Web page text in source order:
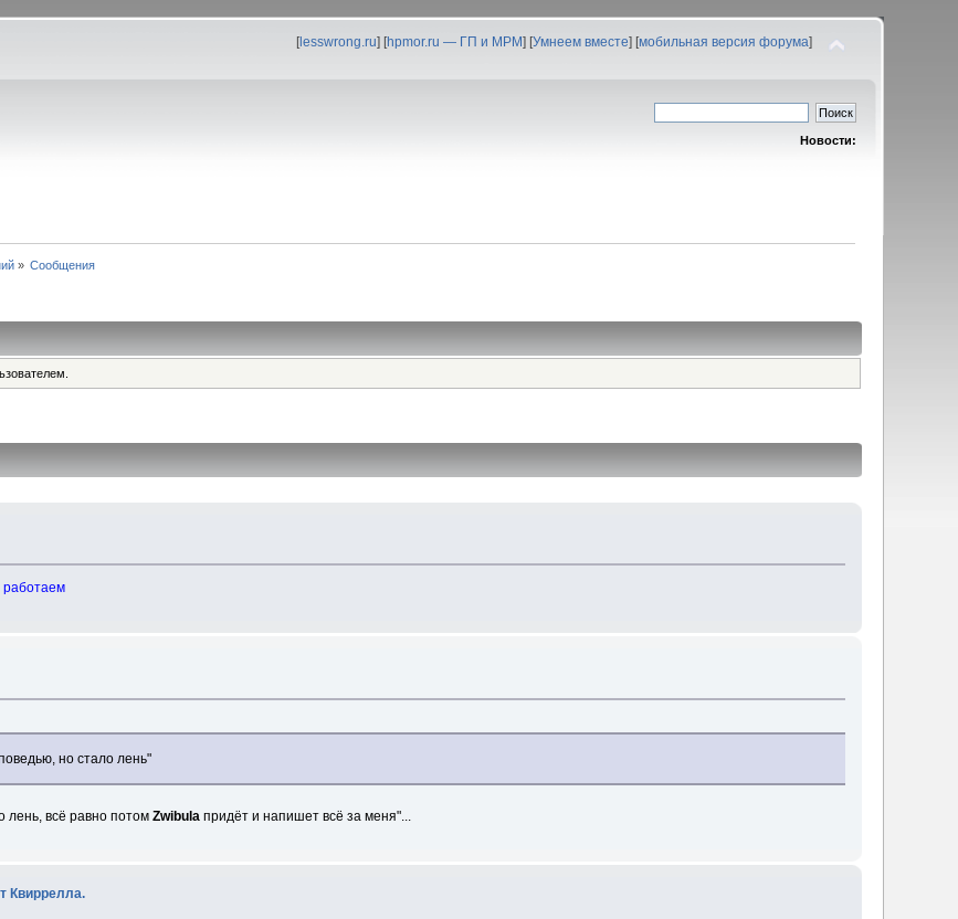
[lesswrong.ru] [hpmor.ru — ГП и МРМ] [Умнеем вместе] [мобильная версия форума]
Новости:
» Сообщения
работаем
но стало лень"
лень, всё равно потомZwibula придёт и напишет всё за меня"...
Квиррелла.